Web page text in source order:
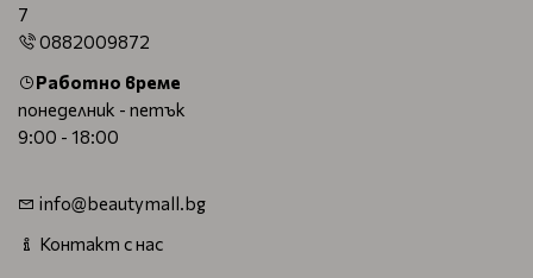
7
0882009872
Работно време
понеделник - петък
9:00 - 18:00
info@beautymall.bg
Контакт с нас